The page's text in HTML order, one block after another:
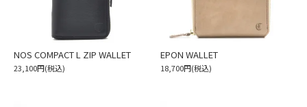
NOS COMPACT L ZIP WALLET
23,100円(税込)
EPON WALLET
18,700円(税込)